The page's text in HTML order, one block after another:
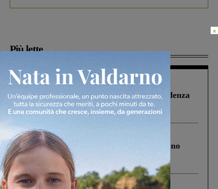
Più lette
Figline Incisa Valdarno 1 Agosto 2026
Piscina di Figline finanziata oltre la scadenza
Pnrr, il gruppo di Fratelli d’Italia: “Un
ringraziamento al Governo”
Cronaca 4 Agosto 2026
Un anno fa la strage in A1 in cui morirono
Gianni, Giulia e Franco. Lo schianto, il
processo, lo stop ai sorpassi fra tir....
Cronaca 3 Agosto 2026
×